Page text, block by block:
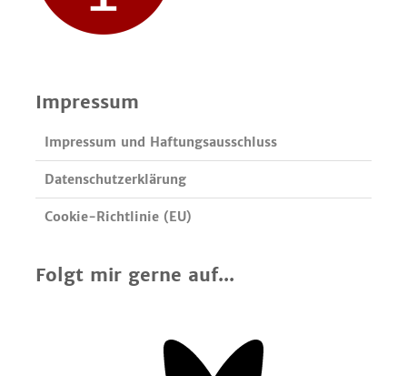
Impressum
Impressum und Haftungsausschluss
Datenschutzerklärung
Cookie-Richtlinie (EU)
Folgt mir gerne auf...